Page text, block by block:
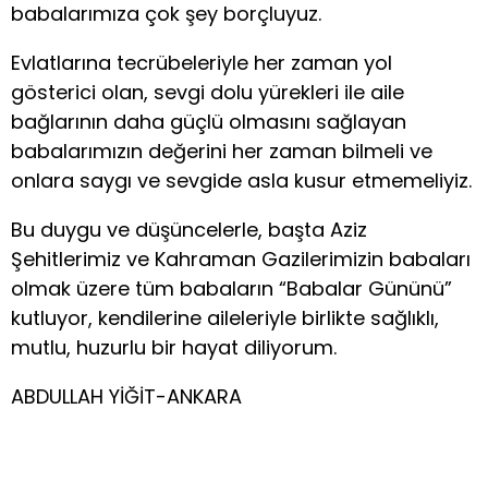
babalarımıza çok şey borçluyuz.
Evlatlarına tecrübeleriyle her zaman yol
gösterici olan, sevgi dolu yürekleri ile aile
bağlarının daha güçlü olmasını sağlayan
babalarımızın değerini her zaman bilmeli ve
onlara saygı ve sevgide asla kusur etmemeliyiz.
Bu duygu ve düşüncelerle, başta Aziz
Şehitlerimiz ve Kahraman Gazilerimizin babaları
olmak üzere tüm babaların “Babalar Gününü”
kutluyor, kendilerine aileleriyle birlikte sağlıklı,
mutlu, huzurlu bir hayat diliyorum.
ABDULLAH YİĞİT-ANKARA